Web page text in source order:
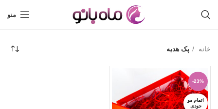
منو
خانه پک هدیه
-23%
اتمام مو
جودی